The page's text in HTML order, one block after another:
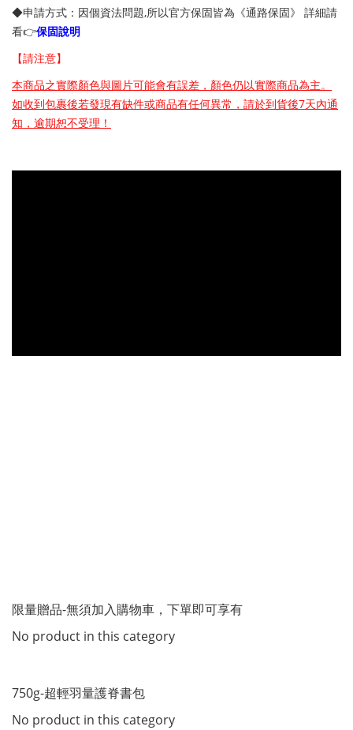
◆申請方式：因個資法問題,所以官方保固皆為《通路保固》 詳細請
看👉保固說明
【請注意】
本商品之實際顏色與圖片可能會有誤差，顏色仍以實際商品為主。
如收到包裹後若發現有缺件或商品有任何異常，請於到貨後7天內通
知，逾期恕不受理！
限量贈品-無須加入購物車，下單即可享有
No product in this category
750g-超輕羽量護脊書包
No product in this category